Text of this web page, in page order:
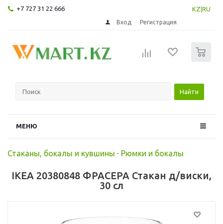
+7 727 31 22 666 KZ RU
Вход Регистрация
Найти
МЕНЮ
Стаканы, бокалы и кувшины - Рюмки и бокалы
IKEA 20380848 ФРАСЕРА Стакан д/виски,
30 сл